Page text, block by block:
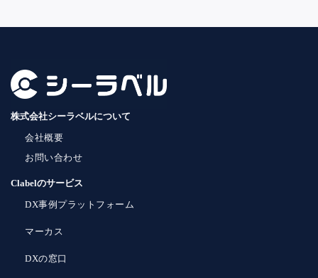
株式会社シーラベルについて
会社概要
お問い合わせ
Clabelのサービス
DX事例プラットフォーム
マーカス
DXの窓口